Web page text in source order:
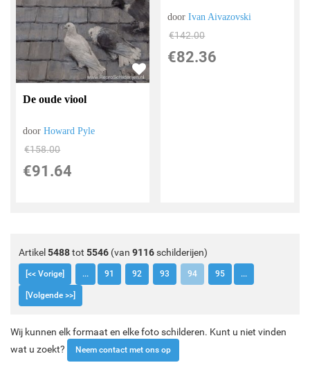
De oude viool
doorHoward Pyle
€158.00
€91.64
doorIvan Aivazovski
€142.00
€82.36
Artikel 5488tot 5546 (van 9116schilderijen)
[<< Vorige] ... 91 92 93 94 95 ...
[Volgende >>]
Wij kunnen elk formaat en elke foto schilderen. Kunt u niet vinden
wat u zoekt?
Neem contact met ons op